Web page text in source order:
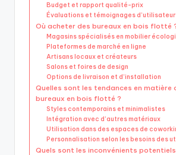
Budget et rapport qualité-prix
Évaluations et témoignages
Où acheter des bureaux en bois flotté
Magasins spécialisés en mobilier
Plateformes de marché en ligne
Artisans locaux et créateurs
Salons et foires de design
Options de livraison et d’installation
Quelles sont les tendances en matière
bureaux en bois flotté ?
Styles contemporains et minimalistes
Intégration avec d’autres matériaux
Utilisation dans des espaces de
Personnalisation selon les besoins des
Quels sont les inconvénients